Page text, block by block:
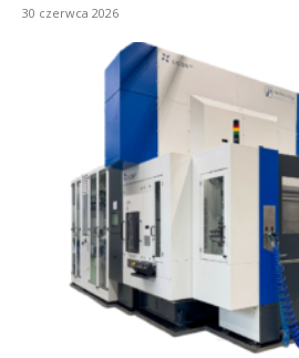
30 czerwca 2026